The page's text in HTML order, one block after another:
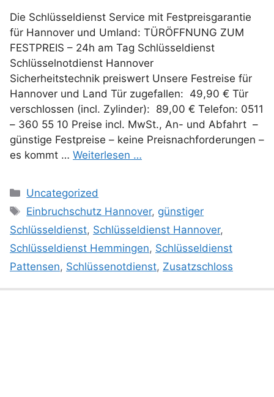
Die Schlüsseldienst Service mit Festpreisgarantie
für Hannover und Umland: TÜRÖFFNUNG ZUM
FESTPREIS – 24h am Tag Schlüsseldienst
Schlüsselnotdienst Hannover
Sicherheitstechnik preiswert Unsere Festreise für
Hannover und Land Tür zugefallen: 49,90 € Tür
verschlossen (incl. Zylinder): 89,00 € Telefon: 0511
– 360 55 10 Preise incl. MwSt., An- und Abfahrt –
günstige Festpreise – keine Preisnachforderungen –
es kommt … Weiterlesen …
Kategorien
Uncategorized
Schlagwörter
Einbruchschutz Hannover, günstiger
Schlüsseldienst, Schlüsseldienst Hannover,
Schlüsseldienst Hemmingen, Schlüsseldienst
Pattensen, Schlüssenotdienst, Zusatzschloss